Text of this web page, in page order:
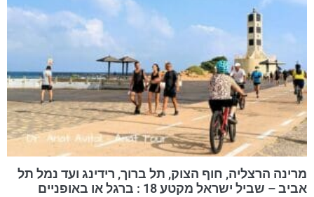
מרינה הרצליה, חוף הצוק, תל ברוך, רידינג ועד נמל תל
אביב – שביל ישראל מקטע 18 : ברגל או באופניים